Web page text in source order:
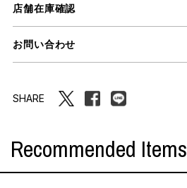
店舗在庫確認
お問い合わせ
SHARE
Recommended Items